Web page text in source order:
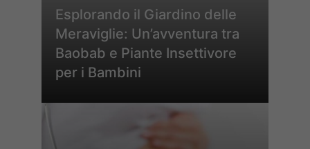
Esplorando il Giardino delle
Meraviglie: Un’avventura tra
Baobab e Piante Insettivore
per i Bambini